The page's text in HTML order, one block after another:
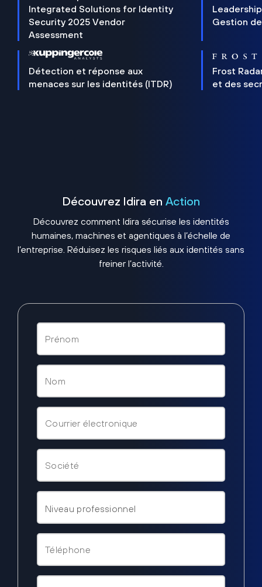
Integrated Solutions for Identity
Security 2025 Vendor
Assessment
Gestion
Détection et réponse aux
menaces sur les identités (ITDR)
Frost
et des
Découvrez Idira en Action
Découvrez comment Idira sécurise les identités
humaines, machines et agentiques à l’échelle de
l’entreprise. Réduisez les risques liés aux identités sans
freiner l’activité.